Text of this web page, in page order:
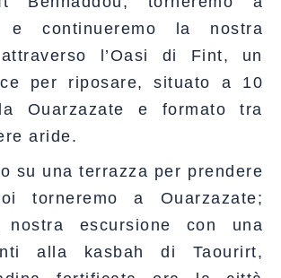
e continueremo la nostra
l’Oasi di Fint, un
per riposare, situato a 10
Ouarzazate e formato tra
aride.
su una terrazza per prendere
torneremo a Ouarzazate;
escursione con una
alla kasbah di Taourirt,